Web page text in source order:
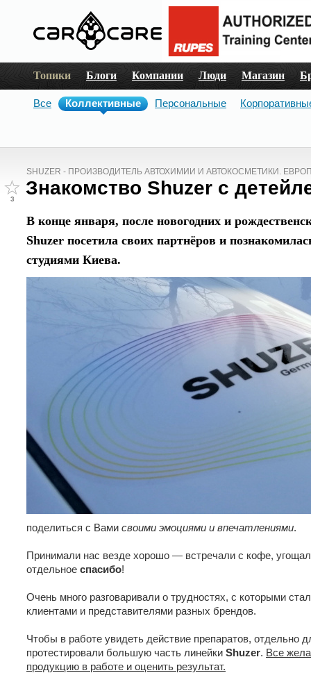
Топики Блоги Компании Люди Магазин
Все Коллективные Персональные
SHUZER - ПРОИЗВОДИТЕЛЬ АВТОХИМИИ И АВТОКОСМЕТИКИ.
3
Знакомство Shuzer с
В конце января, после новогодних и
Shuzer посетила своих партнёров и
студиями Киева.
поделиться с Вами своими эмоциями и впечатлениями.
Принимали нас везде хорошо — встречали с кофе,
отдельное спасибо!
Очень много разговаривали о трудностях, с которыми
клиентами и представителями разных брендов.
Чтобы в работе увидеть действие препаратов, отдельно
протестировали большую часть линейки Shuzer. Все
продукцию в работе и оценить результат.